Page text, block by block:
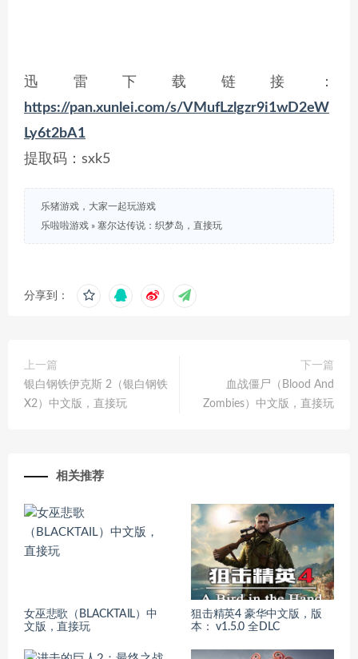
迅雷下载链接：
https://pan.xunlei.com/s/VMufLzlgzr9i1wD2eW
Ly6t2bA1
提取码：sxk5
乐猪游戏，大家一起玩游戏
乐啦啦游戏 » 塞尔达传说：织梦岛，直接玩
分享到：
上一篇
银白钢铁伊克斯 2（银白钢铁
X2）中文版，直接玩
下一篇
血战僵尸（Blood And
Zombies）中文版，直接玩
相关推荐
女巫悲歌（BLACKTAIL）中
文版，直接玩
狙击精英4 豪华中文版，版
本： v1.5.0 全DLC